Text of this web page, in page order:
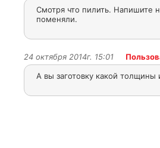
Смотря что пилить. Напишите
поменяли.
24 октября 2014г. 15:01
А вы заготовку какой толщины